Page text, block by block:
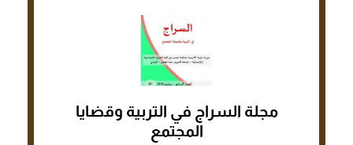
مجلة السراج في التربية وقضايا
المجتمع
الرابط لمنصة ASJP